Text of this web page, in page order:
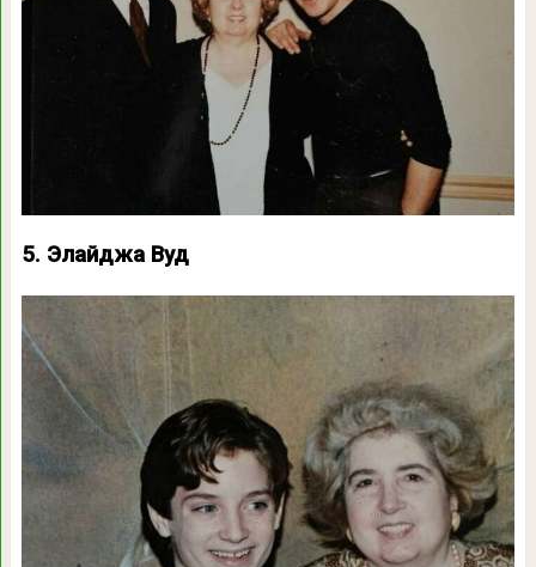
5. Элайджа Вуд